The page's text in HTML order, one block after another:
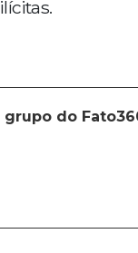
grupo do